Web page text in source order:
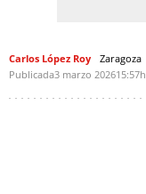
Carlos López Roy
Zaragoza
Publicada3 marzo 202615:57h